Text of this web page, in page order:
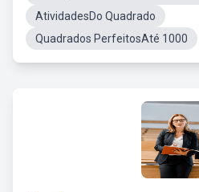
AtividadesDo Quadrado
Quadrados PerfeitosAté 1000